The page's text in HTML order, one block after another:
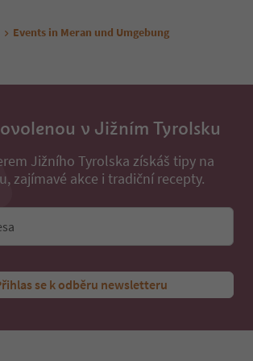
Events in Meran und Umgebung
v Jižním Tyrolsku
Jižního Tyrolska získáš tipy na
zajímavé akce i tradiční recepty.
se k odběru newsletteru